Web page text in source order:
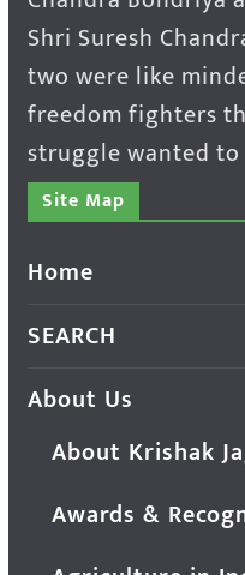
Shri Suresh
two were like
freedom fighters
struggle wanted
Site Map
Home
SEARCH
About Us
About Krishak
Awards &